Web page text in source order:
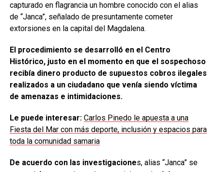
capturado en flagrancia un hombre conocido con el alias
de “Janca”, señalado de presuntamente cometer
extorsiones en la capital del Magdalena.
El procedimiento se desarrolló en el Centro
Histórico, justo en el momento en que el sospechoso
recibía dinero producto de supuestos cobros ilegales
realizados a un ciudadano que venía siendo víctima
de amenazas e intimidaciones.
Le puede interesar: Carlos Pinedo le apuesta a una
Fiesta del Mar con más deporte, inclusión y espacios para
toda la comunidad samaria
De acuerdo con las investigaciones, alias “Janca” se